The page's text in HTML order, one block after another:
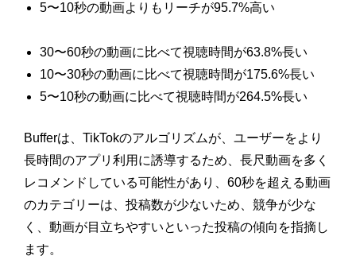
5〜10秒の動画よりもリーチが95.7%高い
30〜60秒の動画に比べて視聴時間が63.8%長い
10〜30秒の動画に比べて視聴時間が175.6%長い
5〜10秒の動画に比べて視聴時間が264.5%長い
Bufferは、TikTokのアルゴリズムが、ユーザーをより
長時間のアプリ利用に誘導するため、長尺動画を多く
レコメンドしている可能性があり、60秒を超える動画
のカテゴリーは、投稿数が少ないため、競争が少な
く、動画が目立ちやすいといった投稿の傾向を指摘し
ます。